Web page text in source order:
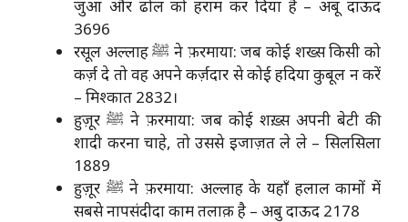
जुआ और ढोल को हराम कर दिया है – अबू दाऊद
3696
रसूल अल्लाह ﷺ ने फ़रमाया: जब कोई शख्स किसी को
कर्ज़ दे तो वह अपने कर्ज़दार से कोई हदिया कुबूल न करें
– मिश्कात 2832।
हुज़ूर ﷺ ने फ़रमाया: जब कोई शख़्स अपनी बेटी की
शादी करना चाहे, तो उससे इजाज़त ले ले – सिलसिला
1889
हुज़ूर ﷺ ने फ़रमाया: अल्लाह के यहाँ हलाल कामों में
सबसे नापसंदीदा काम तलाक़ है – अबु दाऊद 2178